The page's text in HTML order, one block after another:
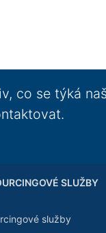
co se týká
SLUŽBY
služby